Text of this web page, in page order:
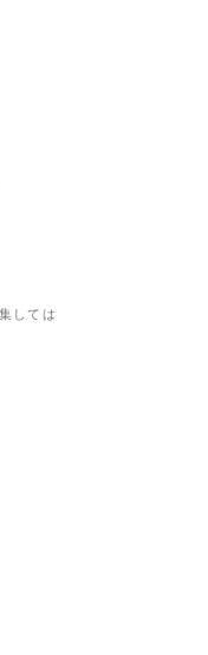
しては